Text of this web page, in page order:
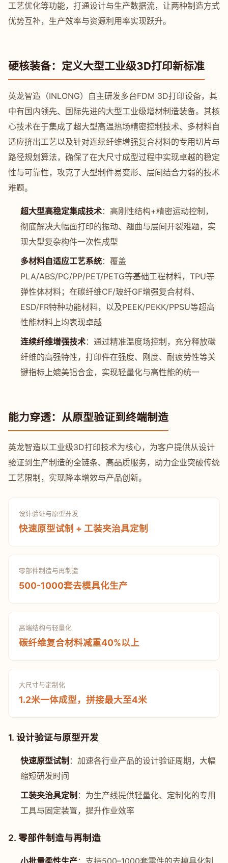
工艺优化等功能，打通设计与生产数据流，让两种制造方式
优势互补，生产效率与资源利用率实现跃升。
硬核装备：定义大型工业级3D打印新标准
英龙智造（INLONG）自主研发多台FDM 3D打印设备，其
中有国内领先、国际先进的大型工业级增材制造装备。其核
心技术在于集成了超大型高温热场精密控制技术、多材料自
适应挤出工艺以及针对连续纤维增强复合材料的专用切片与
路径规划算法，确保了在大尺寸成型过程中实现卓越的稳定
性与可靠性，攻克了大型制件易变形、层间结合力弱的技术
难题。
超大型高稳定集成技术：高刚性结构+精密运动控制，
彻底解决大幅面打印的振动、翘曲与层间开裂难题，实
现大型复杂构件一次性成型
多材料自适应工艺系统：覆盖
PLA/ABS/PC/PP/PET/PETG等基础工程材料，TPU等
弹性体材料；在碳纤维CF/玻纤GF增强复合材料、
ESD/FR特种功能材料，以及PEEK/PEKK/PPSU等超高
性能材料上均表现卓越
连续纤维增强技术：通过精准温度场控制，充分释放碳
纤维的高强特性，打印件在强度、刚度、耐疲劳性等关
键指标上媲美铝合金，实现轻量化与高性能的统一
能力穿透：从原型验证到终端制造
英龙智造以工业级3D打印技术为核心，为客户提供从设计
验证到生产制造的全链条、高品质服务，助力企业突破传统
工艺限制，实现降本增效与产品创新。
设计验证与原型开发
快速原型试制 + 工装夹治具定制
零部件制造与再制造
500-1000套去模具化生产
高端结构与轻量化
碳纤维复合材料减重40%以上
大尺寸与定制化
1.2米一体成型，拼接最大至4米
1. 设计验证与原型开发
快速原型试制 ：加速各行业产品的设计验证周期，大幅
缩短研发时间
工装夹治具定制 ：为生产线提供轻量化、定制化的专用
工具与固定装置，提升作业效率
2. 零部件制造与再制造